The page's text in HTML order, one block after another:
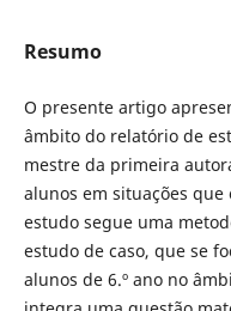
Resumo
O presente artigo
âmbito do relatório de
mestre da primeira
alunos em situações
estudo segue uma
estudo de caso, que se
alunos de 6.º ano no